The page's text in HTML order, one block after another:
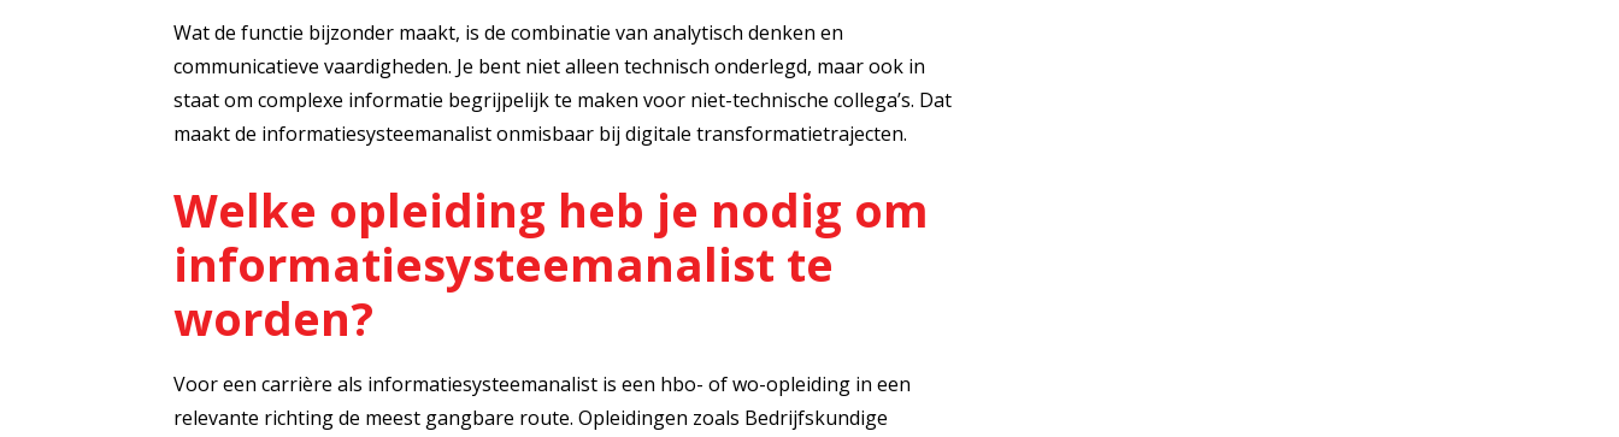
Wat de functie bijzonder maakt, is de combinatie van analytisch denken en
communicatieve vaardigheden. Je bent niet alleen technisch onderlegd, maar ook in
staat om complexe informatie begrijpelijk te maken voor niet-technische collega’s. Dat
maakt de informatiesysteemanalist onmisbaar bij digitale transformatietrajecten.
Welke opleiding heb je nodig om
informatiesysteemanalist te
worden?
Voor een carrière als informatiesysteemanalist is een hbo- of wo-opleiding in een
relevante richting de meest gangbare route. Opleidingen zoals Bedrijfskundige